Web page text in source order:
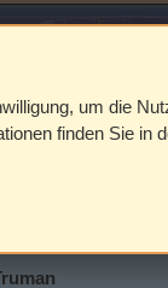
Truman
um die
finden Sie in